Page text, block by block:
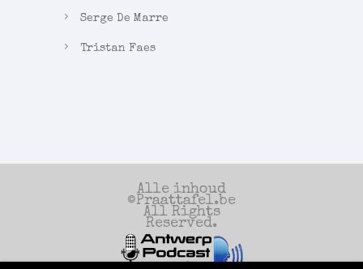
Serge De Marre
Tristan Faes
Alle inhoud
©Praattafel.be
All Rights
Reserved.